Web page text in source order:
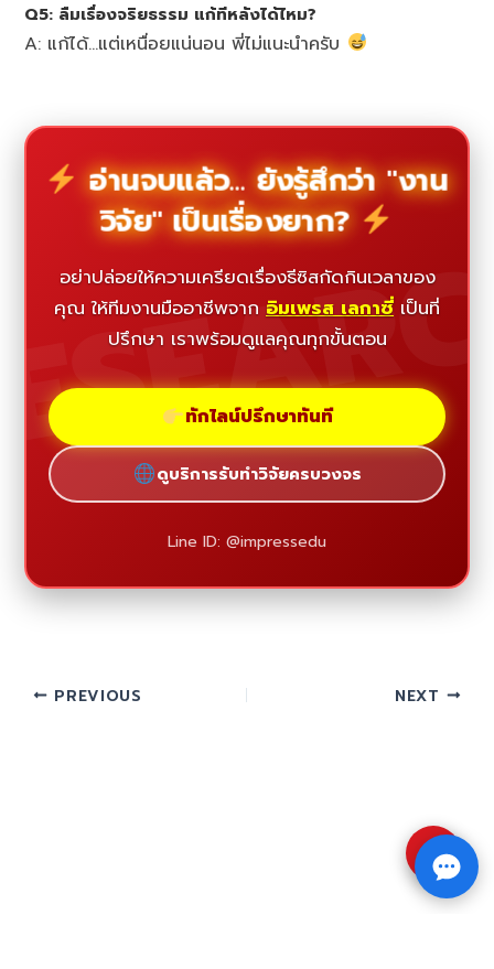
Q5: ลืมเรื่องจริยธรรม แก้ทีหลังได้ไหม?
A: แก้ได้…แต่เหนื่อยแน่นอน พี่ไม่แนะนำครับ
อ่านจบแล้ว... ยังรู้สึกว่า "งาน
วิจัย" เป็นเรื่องยาก?
อย่าปล่อยให้ความเครียดเรื่องธีซิสกัดกินเวลาของ
คุณ ให้ทีมงานมืออาชีพจาก อิมเพรส เลกาซี่ เป็นที่
ปรึกษา เราพร้อมดูแลคุณทุกขั้นตอน
ทักไลน์ปรึกษาทันที
ดูบริการรับทำวิจัยครบวงจร
Line ID: @impressedu
PREVIOUS NEXT
⇧